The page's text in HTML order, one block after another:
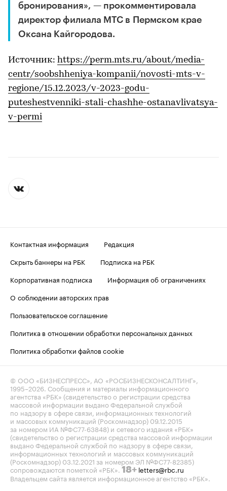
бронирования», — прокомментировала
директор филиала МТС в Пермском крае
Оксана Кайгородова.
Источник: https://perm.mts.ru/about/media-
centr/soobshheniya-kompanii/novosti-mts-v-
regione/15.12.2023/v-2023-godu-
puteshestvenniki-stali-chashhe-ostanavlivatsya-
v-permi
Контактная информация
Редакция
Скрыть баннеры на РБК
Подписка на РБК
Корпоративная подписка
Информация об ограничениях
О соблюдении авторских прав
Пользовательское соглашение
Политика в отношении обработки персональных данных
Политика обработки файлов cookie
© ООО «БИЗНЕСПРЕСС», АО «РОСБИЗНЕСКОНСАЛТИНГ»,
1995–2026 . Сообщения и материалы информационного
агентства «РБК» (свидетельство о регистрации средства
массовой информации выдано Федеральной службой
по надзору в сфере связи, информационных технологий
и массовых коммуникаций (Роскомнадзор) 09.12.2015
за номером ИА №ФС77-63848) и сетевого издания «РБК»
(свидетельство о регистрации средства массовой информации
выдано Федеральной службой по надзору в сфере связи,
информационных технологий и массовых коммуникаций
(Роскомнадзор) 03.12.2021 за номером ЭЛ №ФС77-82385)
сопровождаются пометкой «РБК». 18+ letters@rbc.ru
Владельцем сайта является информационное агентство «РБК».